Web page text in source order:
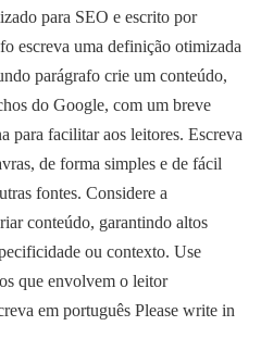
para SEO e escrito por
escreva uma definição otimizada
parágrafo crie um conteúdo,
do Google, com um breve
para facilitar aos leitores. Escreva
de forma simples e de fácil
fontes. Considere a
conteúdo, garantindo altos
ou contexto. Use
que envolvem o leitor
em português Please write in